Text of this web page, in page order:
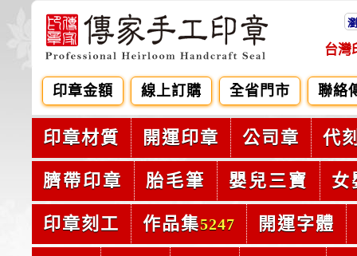
台灣
印章金額 線上訂購 全省門市 聯絡
印章材質 開運印章 公司章 代
臍帶印章 胎毛筆 嬰兒三寶 女
印章刻工 作品集5247 開運字體